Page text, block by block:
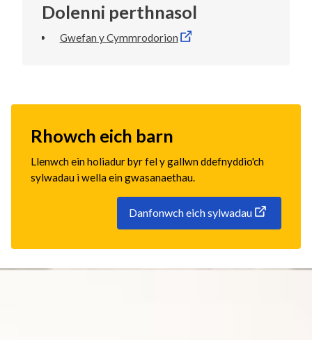
Dolenni perthnasol
Gwefan y Cymmrodorion
Rhowch eich barn
Llenwch ein holiadur byr fel y gallwn ddefnyddio'ch
sylwadau i wella ein gwasanaethau.
Danfonwch eich sylwadau